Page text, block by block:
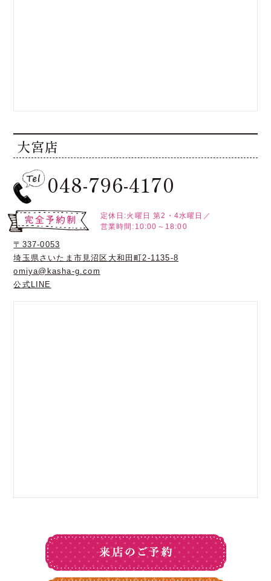
大宮店
048-796-4170
定休日:火曜日 第2・4水曜日／
営業時間:10:00～18:00
〒337-0053
埼玉県さいたま市見沼区大和田町2-1135-8
omiya@kasha-g.com
公式LINE